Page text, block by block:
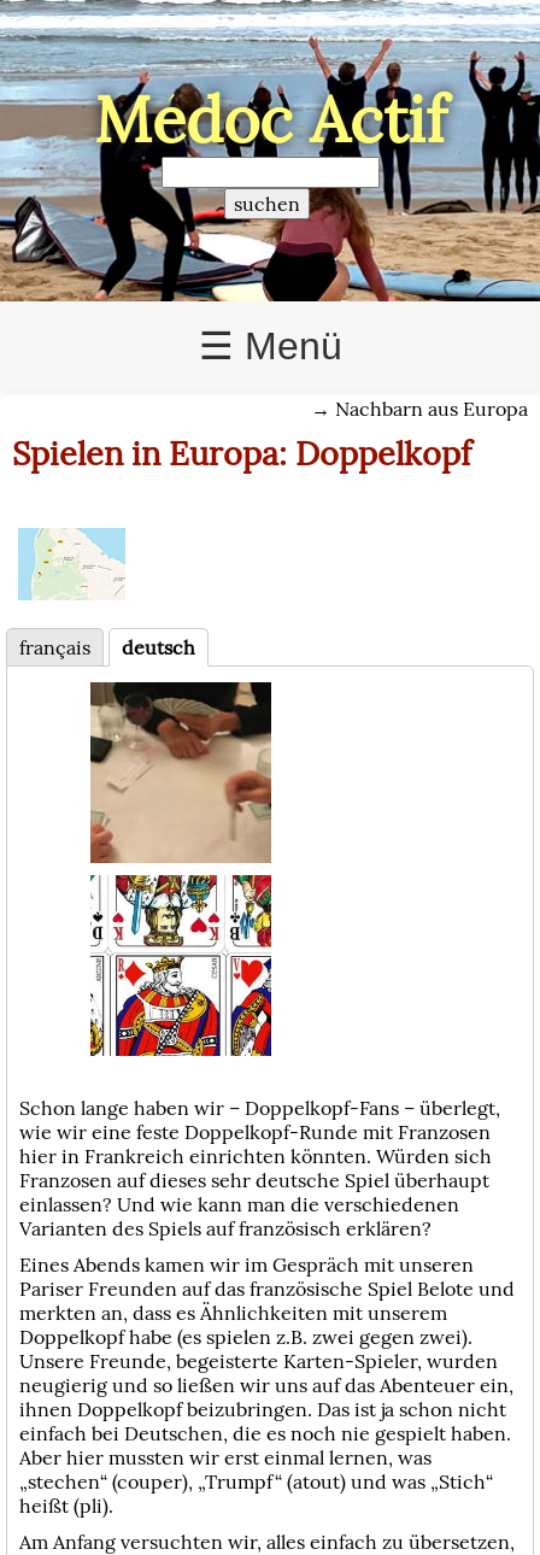
Médoc Actif
>
☰ Menü
→ Nachbarn aus Europa
Spielen in Europa: Doppelkopf
français deutsch
Schon lange haben wir – Doppelkopf-Fans – überlegt,
wie wir eine feste Doppelkopf-Runde mit Franzosen
hier in Frankreich einrichten könnten. Würden sich
Franzosen auf dieses sehr deutsche Spiel überhaupt
einlassen? Und wie kann man die verschiedenen
Varianten des Spiels auf französisch erklären?
Eines Abends kamen wir im Gespräch mit unseren
Pariser Freunden auf das französische Spiel Belote und
merkten an, dass es Ähnlichkeiten mit unserem
Doppelkopf habe (es spielen z.B. zwei gegen zwei).
Unsere Freunde, begeisterte Karten-Spieler, wurden
neugierig und so ließen wir uns auf das Abenteuer ein,
ihnen Doppelkopf beizubringen. Das ist ja schon nicht
einfach bei Deutschen, die es noch nie gespielt haben.
Aber hier mussten wir erst einmal lernen, was
„stechen“ (couper), „Trumpf“ (atout) und was „Stich“
heißt (pli).
Am Anfang versuchten wir, alles einfach zu übersetzen,